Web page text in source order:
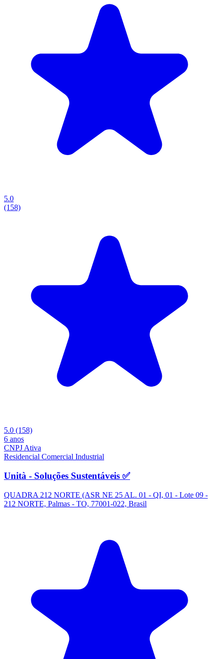
5.0
(158)
5.0 (158)
6 anos
CNPJ Ativa
Residencial Comercial Industrial
Unità - Soluções Sustentáveis ✅
QUADRA 212 NORTE (ASR NE 25 AL. 01 - QI, 01 - Lote 09 -
212 NORTE, Palmas - TO, 77001-022, Brasil